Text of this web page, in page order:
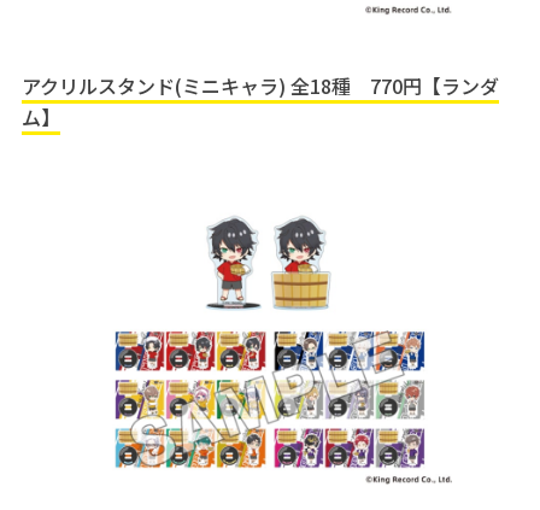
アクリルスタンド(ミニキャラ) 全18種 770円【ランダ
ム】